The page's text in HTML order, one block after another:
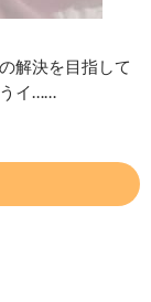
解決を目指して
イ……